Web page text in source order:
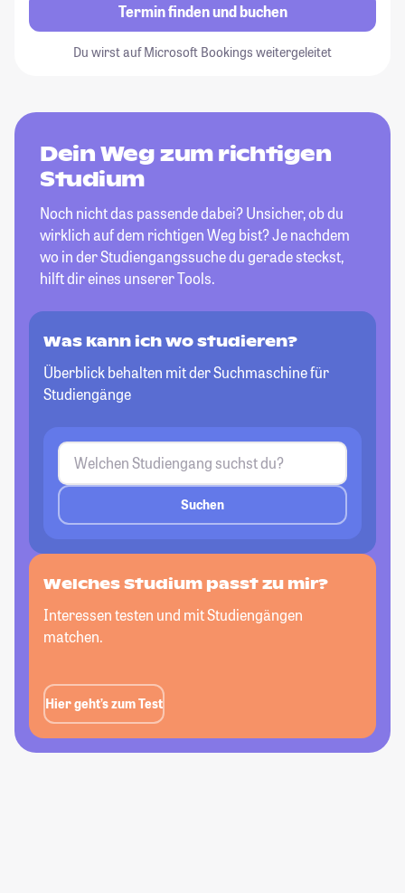
Termin finden und buchen
Du wirst auf Microsoft Bookings weitergeleitet
Dein Weg zum richtigen
Studium
Noch nicht das passende dabei? Unsicher, ob du
wirklich auf dem richtigen Weg bist? Je nachdem
wo in der Studiengangssuche du gerade steckst,
hilft dir eines unserer Tools.
Was kann ich wo studieren?
Überblick behalten mit der Suchmaschine für
Studiengänge
Suchen
Welches Studium passt zu mir?
Interessen testen und mit Studiengängen
matchen.
Hier geht’s zum Test